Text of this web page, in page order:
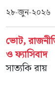
২৮-জুন-২০২৬
ভোট,
ও ফ্যাসিবাদ
সাত্যকি রায়